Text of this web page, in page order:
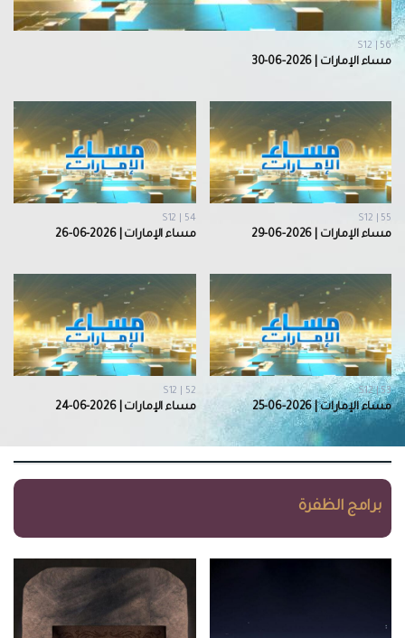
S12 | 56
مساء الإمارات | 2026-06-30
S12 | 55
مساء الإمارات | 2026-06-29
S12 | 54
مساء الإمارات | 2026-06-26
S12 | 53
مساء الإمارات | 2026-06-25
S12 | 52
مساء الإمارات | 2026-06-24
برامج الظفرة